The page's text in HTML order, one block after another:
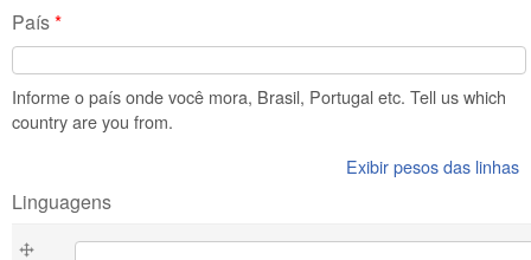
País*
Informe o país onde você mora, Brasil, Portugal etc. Tell us which
country are you from.
Exibir pesos das linhas
Linguagens
Linguagens